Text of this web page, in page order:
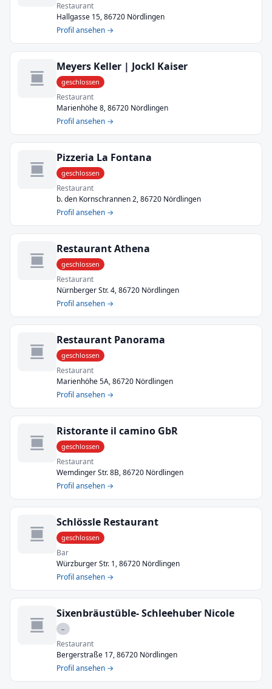
Restaurant
Hallgasse 15, 86720 Nördlingen
Profil ansehen →
Meyers Keller | Jockl Kaiser
geschlossen
Restaurant
Marienhöhe 8, 86720 Nördlingen
Profil ansehen →
Pizzeria La Fontana
geschlossen
Restaurant
b. den Kornschrannen 2, 86720 Nördlingen
Profil ansehen →
Restaurant Athena
geschlossen
Restaurant
Nürnberger Str. 4, 86720 Nördlingen
Profil ansehen →
Restaurant Panorama
geschlossen
Restaurant
Marienhöhe 5A, 86720 Nördlingen
Profil ansehen →
Ristorante il camino GbR
geschlossen
Restaurant
Wemdinger Str. 8B, 86720 Nördlingen
Profil ansehen →
Schlössle Restaurant
geschlossen
Bar
Würzburger Str. 1, 86720 Nördlingen
Profil ansehen →
Sixenbräustüble- Schleehuber Nicole
–
Restaurant
Bergerstraße 17, 86720 Nördlingen
Profil ansehen →